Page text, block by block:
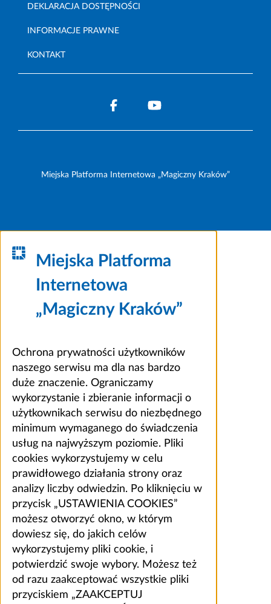
DEKLARACJA DOSTĘPNOŚCI
INFORMACJE PRAWNE
KONTAKT
Miejska Platforma Internetowa „Magiczny Kraków”
Miejska Platforma
Internetowa
„Magiczny Kraków”
Ochrona prywatności użytkowników
naszego serwisu ma dla nas bardzo
duże znaczenie. Ograniczamy
wykorzystanie i zbieranie informacji o
użytkownikach serwisu do niezbędnego
minimum wymaganego do świadczenia
usług na najwyższym poziomie. Pliki
cookies wykorzystujemy w celu
prawidłowego działania strony oraz
analizy liczby odwiedzin. Po kliknięciu w
przycisk „USTAWIENIA COOKIES”
możesz otworzyć okno, w którym
dowiesz się, do jakich celów
wykorzystujemy pliki cookie, i
potwierdzić swoje wybory. Możesz też
od razu zaakceptować wszystkie pliki
przyciskiem „ZAAKCEPTUJ